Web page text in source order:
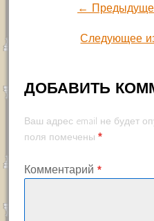
←
Следующее
ДОБАВИТЬ
Ваш адрес email не будет
поля помечены *
Комментарий *